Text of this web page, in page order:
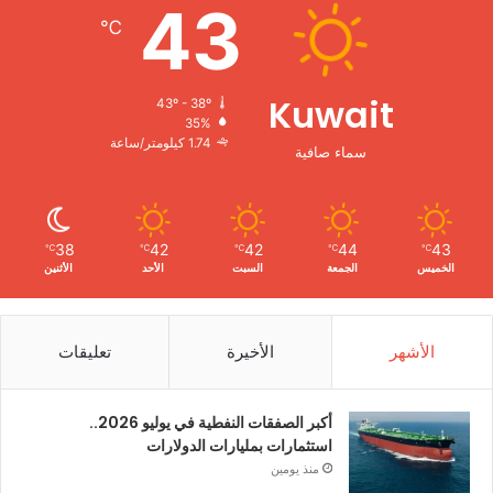
Kuwait
سماء صافية
43
℃
43º - 38º
35%
1.74 كيلومتر/ساعة
43
℃
الخميس
44
℃
الجمعة
42
℃
السبت
42
℃
الأحد
38
℃
الأثنين
الأشهر الأخيرة تعليقات
أكبر الصفقات النفطية في يوليو 2026..
استثمارات بمليارات الدولارات
منذ يومين